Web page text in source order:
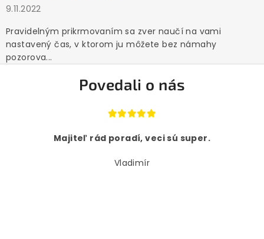
9.11.2022
Pravidelným prikrmovaním sa zver naučí na vami
nastavený čas, v ktorom ju môžete bez námahy
pozorova...
Povedali o nás
Majiteľ rád poradí, veci sú super.
Vladimír